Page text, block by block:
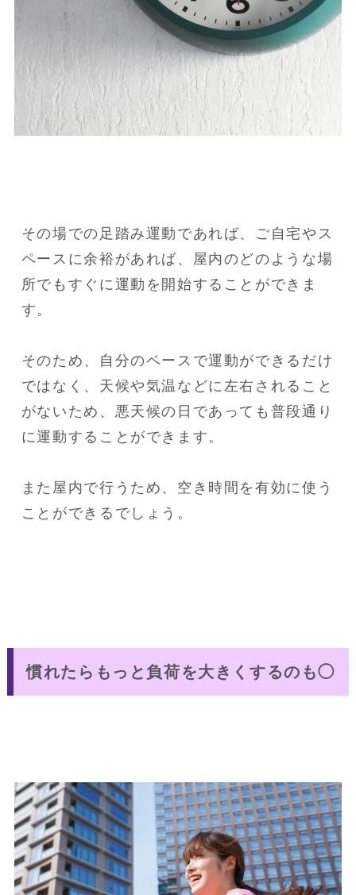
その場での足踏み運動であれば、ご自宅やス
ペースに余裕があれば、屋内のどのような場
所でもすぐに運動を開始することができま
す。
そのため、自分のペースで運動ができるだけ
ではなく、天候や気温などに左右されること
がないため、悪天候の日であっても普段通り
に運動することができます。
また屋内で行うため、空き時間を有効に使う
ことができるでしょう。
慣れたらもっと負荷を大きくするのも◯